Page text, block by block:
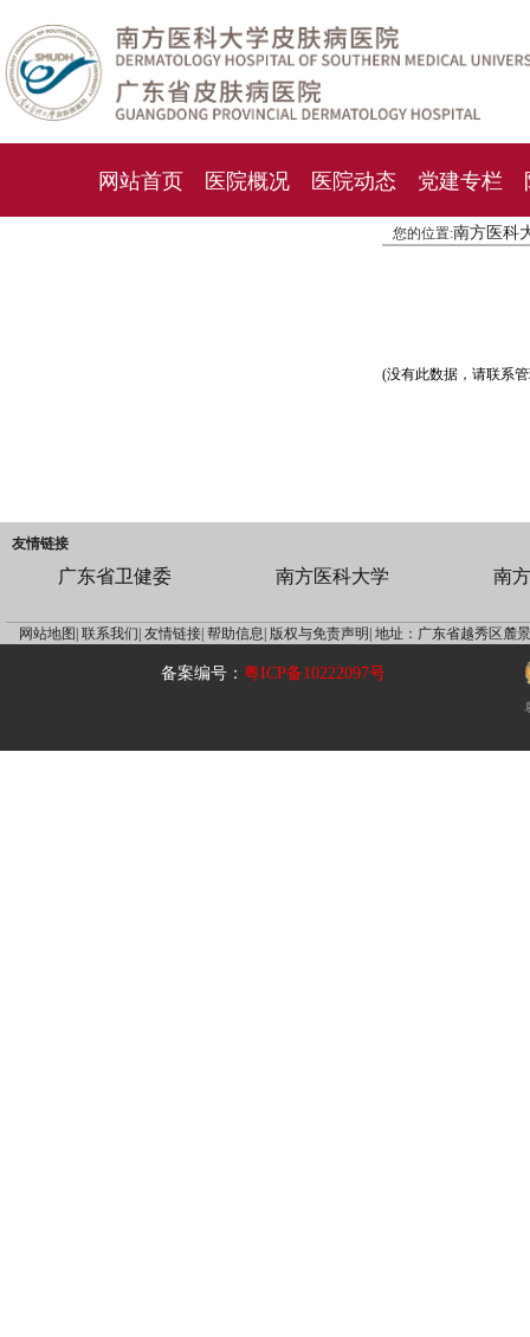
网站首页 医院概况 医院动态 党建专栏
就诊指南 人才
您的位置:南方医科
(没有此数据，请联系
友情链接
广东省卫健委 南方医科大学 南
网站地图| 联系我们| 友情链接| 帮助信息| 版权与免责声明| 地址：广东省越秀区麓
备案编号：粤ICP备10222097号